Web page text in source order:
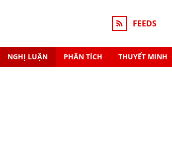
FEEDS
NGHỊ LUẬN PHÂN TÍCH THUYẾT MINH